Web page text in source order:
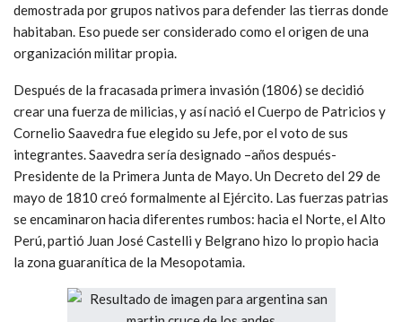
demostrada por grupos nativos para defender las tierras donde
habitaban. Eso puede ser considerado como el origen de una
organización militar propia.
Después de la fracasada primera invasión (1806) se decidió
crear una fuerza de milicias, y así nació el Cuerpo de Patricios y
Cornelio Saavedra fue elegido su Jefe, por el voto de sus
integrantes. Saavedra sería designado –años después-
Presidente de la Primera Junta de Mayo. Un Decreto del 29 de
mayo de 1810 creó formalmente al Ejército. Las fuerzas patrias
se encaminaron hacia diferentes rumbos: hacia el Norte, el Alto
Perú, partió Juan José Castelli y Belgrano hizo lo propio hacia
la zona guaranítica de la Mesopotamia.